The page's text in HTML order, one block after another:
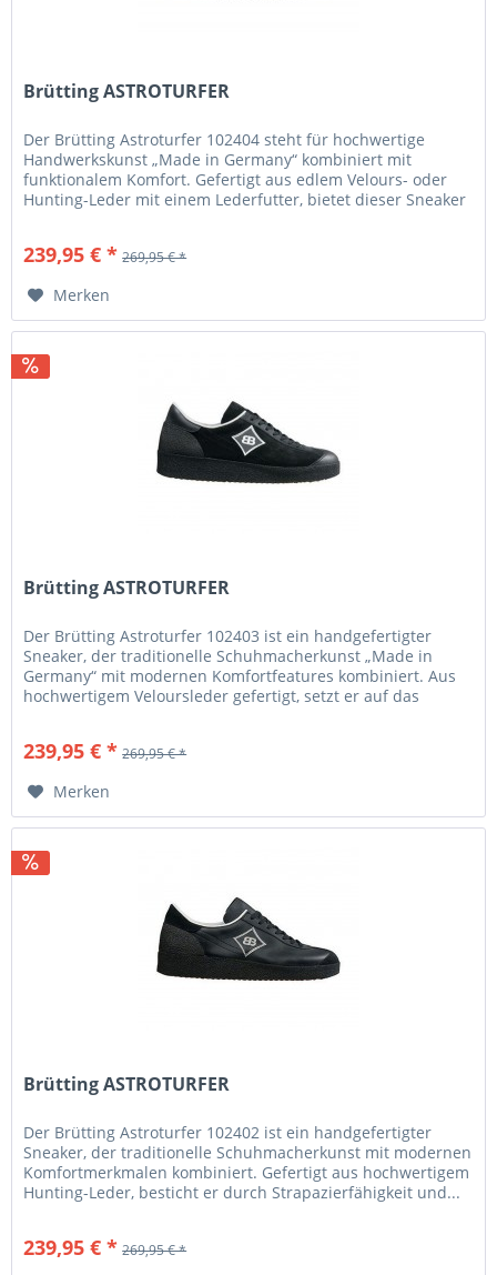
Brütting ASTROTURFER
Der Brütting Astroturfer 102404 steht für hochwertige
Handwerkskunst „Made in Germany“ kombiniert mit
funktionalem Komfort. Gefertigt aus edlem Velours- oder
Hunting-Leder mit einem Lederfutter, bietet dieser Sneaker
239,95 € * 269,95 € *
Merken
Brütting ASTROTURFER
Der Brütting Astroturfer 102403 ist ein handgefertigter
Sneaker, der traditionelle Schuhmacherkunst „Made in
Germany“ mit modernen Komfortfeatures kombiniert. Aus
hochwertigem Veloursleder gefertigt, setzt er auf das
239,95 € * 269,95 € *
Merken
Brütting ASTROTURFER
Der Brütting Astroturfer 102402 ist ein handgefertigter
Sneaker, der traditionelle Schuhmacherkunst mit modernen
Komfortmerkmalen kombiniert. Gefertigt aus hochwertigem
Hunting-Leder, besticht er durch Strapazierfähigkeit und...
239,95 € * 269,95 € *